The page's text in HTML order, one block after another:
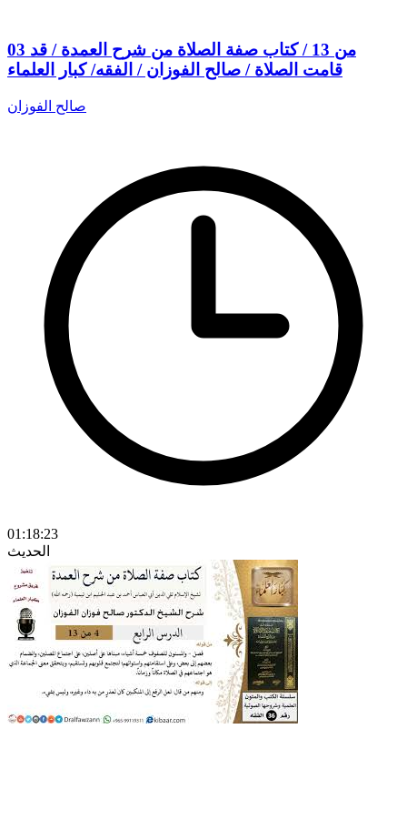
03 من 13 / كتاب صفة الصلاة من شرح العمدة / قد
قامت الصلاة / صالح الفوزان / الفقه/ كبار العلماء
صالح الفوزان
01:18:23
الحديث